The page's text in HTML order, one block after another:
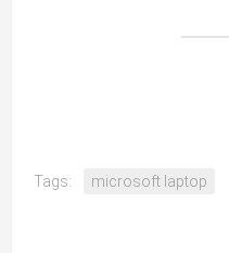
Tags: microsoft laptop